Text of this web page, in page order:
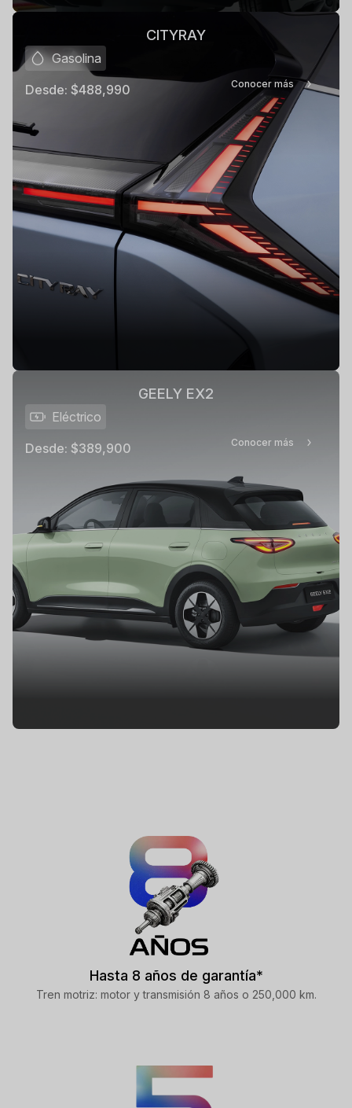
CITYRAY
Gasolina
Desde: $488,990 Conocer más
GEELY EX2
Eléctrico
Desde: $389,900 Conocer más
Hasta 8 años de garantía*
Tren motriz: motor y transmisión 8 años o 250,000 km.